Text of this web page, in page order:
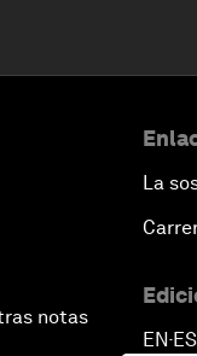
notas
La
EN ▪ES